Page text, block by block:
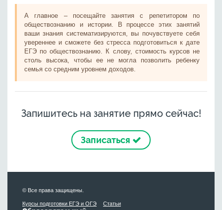
А главное – посещайте занятия с репетитором по
обществознанию и истории. В процессе этих занятий
ваши знания систематизируются, вы почувствуете себя
увереннее и сможете без стресса подготовиться к дате
ЕГЭ по обществознанию. К слову, стоимость курсов не
столь высока, чтобы ее не могла позволить ребенку
семья со средним уровнем доходов.
Запишитесь на занятие прямо сейчас!
Записаться
© Все права защищены.
Курсы подготовки ЕГЭ и ОГЭ Статьи